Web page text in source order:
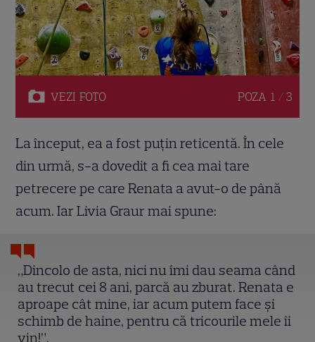
VEZI FOTO POZA 1 / 3
La început, ea a fost puțin reticentă. În cele
din urmă, s-a dovedit a fi cea mai tare
petrecere pe care Renata a avut-o de până
acum. Iar Livia Graur mai spune:
„Dincolo de asta, nici nu îmi dau seama când
au trecut cei 8 ani, parcă au zburat. Renata e
aproape cât mine, iar acum putem face și
schimb de haine, pentru că tricourile mele îi
vin!”.